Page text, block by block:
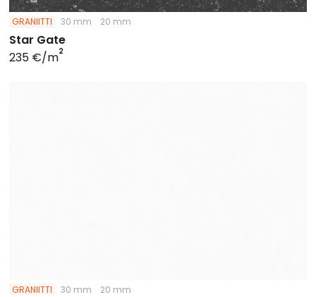
GRANIITTI 30 mm 20 mm
Star Gate
235 €/m2
GRANIITTI 30 mm 20 mm